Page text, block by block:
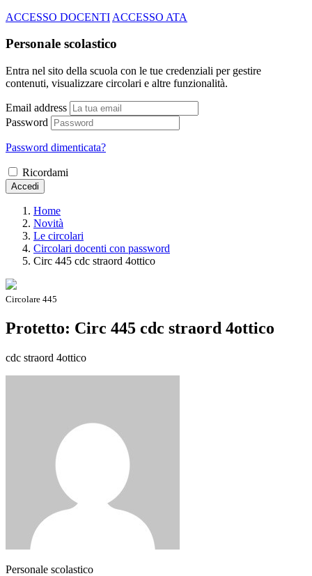
ACCESSO DOCENTI ACCESSO ATA
Personale scolastico
Entra nel sito della scuola con le tue credenziali per gestire
contenuti, visualizzare circolari e altre funzionalità.
Email address
Password
Password dimenticata?
Ricordami
Accedi
Home
Novità
Le circolari
Circolari docenti con password
Circ 445 cdc straord 4ottico
Circolare 445
Protetto: Circ 445 cdc straord 4ottico
cdc straord 4ottico
Personale scolastico